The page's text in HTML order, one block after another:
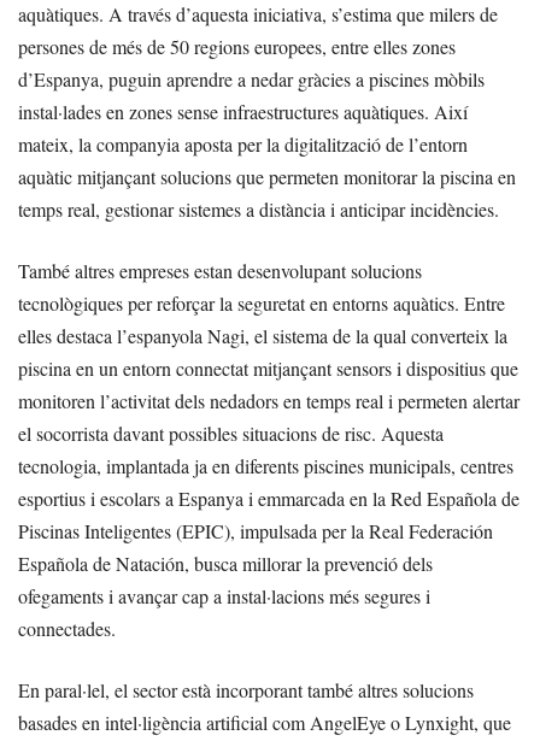
aquàtiques. A través d’aquesta iniciativa, s’estima que milers de
persones de més de 50 regions europees, entre elles zones
d’Espanya, puguin aprendre a nedar gràcies a piscines mòbils
instal·lades en zones sense infraestructures aquàtiques. Així
mateix, la companyia aposta per la digitalització de l’entorn
aquàtic mitjançant solucions que permeten monitorar la piscina en
temps real, gestionar sistemes a distància i anticipar incidències.
També altres empreses estan desenvolupant solucions
tecnològiques per reforçar la seguretat en entorns aquàtics. Entre
elles destaca l’espanyola Nagi, el sistema de la qual converteix la
piscina en un entorn connectat mitjançant sensors i dispositius que
monitoren l’activitat dels nedadors en temps real i permeten alertar
el socorrista davant possibles situacions de risc. Aquesta
tecnologia, implantada ja en diferents piscines municipals, centres
esportius i escolars a Espanya i emmarcada en la Red Española de
Piscinas Inteligentes (EPIC), impulsada per la Real Federación
Española de Natación, busca millorar la prevenció dels
ofegaments i avançar cap a instal·lacions més segures i
connectades.
En paral·lel, el sector està incorporant també altres solucions
basades en intel·ligència artificial com AngelEye o Lynxight, que